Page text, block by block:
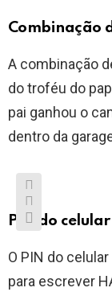
Combinação
A combinação
do troféu do
pai ganhou o
dentro da
PIN do celular
O PIN do
para escrever